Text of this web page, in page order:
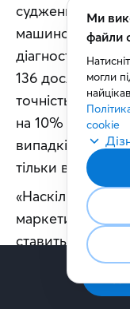
судження, що
машиною в
діагностики та
136
точність
на 10% вище
випадків – на
тільки в 10%
«Наскільки
маркетинговий
ставитьперед
організація.
компанії
Ми
файли
могли
cookie